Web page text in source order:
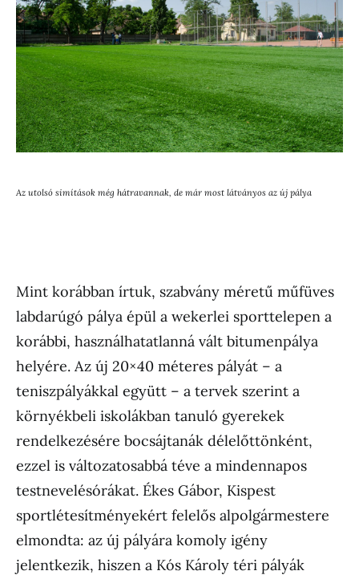
Az utolsó simítások még hátravannak, de már most látványos az új pálya
Mint korábban írtuk, szabvány méretű műfüves
labdarúgó pálya épül a wekerlei sporttelepen a
korábbi, használhatatlanná vált bitumenpálya
helyére. Az új 20×40 méteres pályát – a
teniszpályákkal együtt – a tervek szerint a
környékbeli iskolákban tanuló gyerekek
rendelkezésére bocsájtanák délelőttönként,
ezzel is változatosabbá téve a mindennapos
testnevelésórákat. Ékes Gábor, Kispest
sportlétesítményekért felelős alpolgármestere
elmondta: az új pályára komoly igény
jelentkezik, hiszen a Kós Károly téri pályák